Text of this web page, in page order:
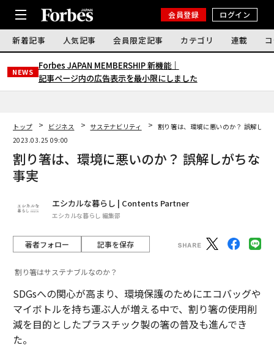
会員登録 ログイン
新着記事 人気記事 会員限定記事 カテゴリ 連載
NEWS
Forbes JAPAN MEMBERSHIP 新機能｜
記事ページ内の広告表示を最小限にしました
トップ ビジネス サステナビリティ
割り箸は、環境に悪いのか？ 誤解しが
2023.03.25 09:00
割り箸は、環境に悪いのか？ 誤解しがちな
事実
エシカルな暮らし | Contents Partner
エシカルな暮らし 編集部
著者フォロー 記事を保存
割り箸はサステナブルなのか？
SDGsへの関心が高まり、環境保護のためにエコバッグや
マイボトルを持ち運ぶ人が増える中で、割り箸の使用削
減を目的としたプラスチック製の箸の普及も進んでき
た。